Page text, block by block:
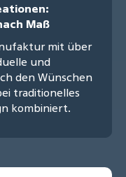
Maß
mit über
und
den Wünschen
traditionelles
kombiniert.